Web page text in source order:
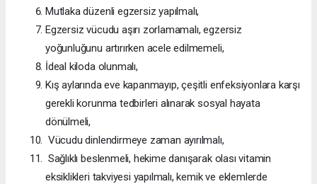
Mutlaka düzenli egzersiz yapılmalı,
Egzersiz vücudu aşırı zorlamamalı, egzersiz
yoğunluğunu artırırken acele edilmemeli,
İdeal kiloda olunmalı,
Kış aylarında eve kapanmayıp, çeşitli enfeksiyonlara karşı
gerekli korunma tedbirleri alınarak sosyal hayata
dönülmeli,
Vücudu dinlendirmeye zaman ayırılmalı,
Sağlıklı beslenmeli, hekime danışarak olası vitamin
eksiklikleri takviyesi yapılmalı, kemik ve eklemlerde